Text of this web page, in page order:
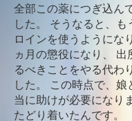
全部この薬につぎ込ん
した。 そうなると、
ロインを使うようにな
ヵ月の懲役になり、
るべきことをやる代わ
した。 この時点で、
当に助けが必要になり
たどり着いたんです。